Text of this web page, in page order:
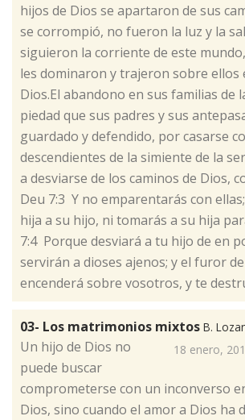
hijos de Dios se apartaron de sus
se corrompió, no fueron la luz y la
siguieron la corriente de este
les dominaron y trajeron sobre ellos
Dios.El abandono en sus familias de
piedad que sus padres y sus
guardado y defendido, por casarse
descendientes de la simiente de la
a desviarse de los caminos de Dios,
Deu 7:3 Y no emparentarás con
hija a su hijo, ni tomarás a su hija
7:4 Porque desviará a tu hijo de en
servirán a dioses ajenos; y el furor de
encenderá sobre vosotros, y te
03- Los matrimonios mixtos B.
18 enero,
​Un hijo de Dios no
puede buscar
comprometerse con un inconverso
Dios, sino cuando el amor a Dios ha